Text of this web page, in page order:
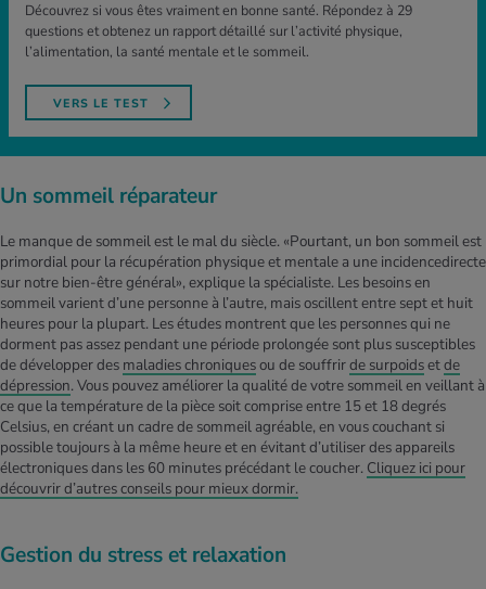
Découvrez si vous êtes vraiment en bonne santé. Répondez à 29
questions et obtenez un rapport détaillé sur l’activité physique,
l’alimentation, la santé mentale et le sommeil.
VERS LE TEST
Un sommeil réparateur
Le manque de sommeil est le mal du siècle. «Pourtant, un bon sommeil est
primordial pour la récupération physique et mentale a une incidencedirecte
sur notre bien-être général», explique la spécialiste. Les besoins en
sommeil varient d’une personne à l’autre, mais oscillent entre sept et huit
heures pour la plupart. Les études montrent que les personnes qui ne
dorment pas assez pendant une période prolongée sont plus susceptibles
de développer des maladies chroniquesou de souffrirde surpoidsetde
dépression. Vous pouvez améliorer la qualité de votre sommeil en veillant à
ce que la température de la pièce soit comprise entre 15 et 18 degrés
Celsius, en créant un cadre de sommeil agréable, en vous couchant si
possible toujours à la même heure et en évitant d’utiliser des appareils
électroniques dans les 60 minutes précédant le coucher. Cliquez ici pour
découvrir d’autres conseils pour mieux dormir.
Gestion du stress et relaxation